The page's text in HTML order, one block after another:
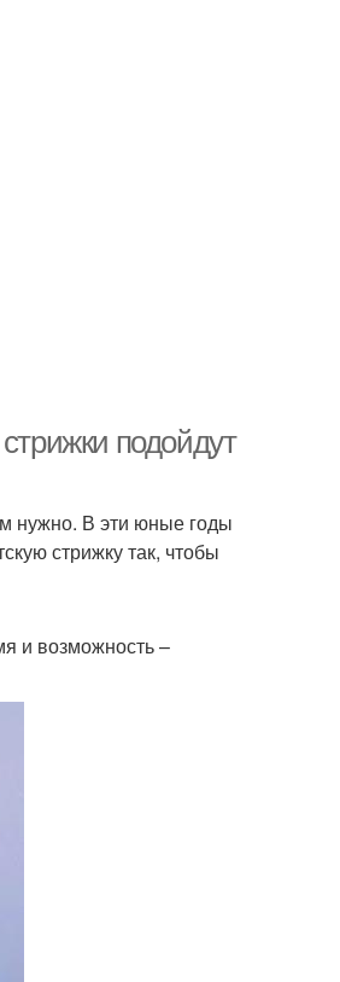
подойдут
нужно. В эти юные годы
стрижку так, чтобы
и возможность –